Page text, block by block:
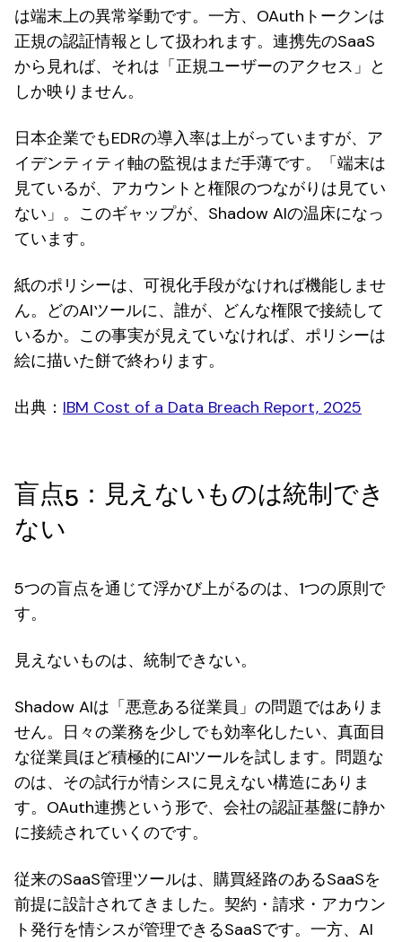
は端末上の異常挙動です。一方、OAuthトークンは
正規の認証情報として扱われます。連携先のSaaS
から見れば、それは「正規ユーザーのアクセス」と
しか映りません。
日本企業でもEDRの導入率は上がっていますが、ア
イデンティティ軸の監視はまだ手薄です。「端末は
見ているが、アカウントと権限のつながりは見てい
ない」。このギャップが、Shadow AIの温床になっ
ています。
紙のポリシーは、可視化手段がなければ機能しませ
ん。どのAIツールに、誰が、どんな権限で接続して
いるか。この事実が見えていなければ、ポリシーは
絵に描いた餅で終わります。
出典： IBM Cost of a Data Breach Report, 2025
盲点5：見えないものは統制でき
ない
5つの盲点を通じて浮かび上がるのは、1つの原則で
す。
見えないものは、統制できない。
Shadow AIは「悪意ある従業員」の問題ではありま
せん。日々の業務を少しでも効率化したい、真面目
な従業員ほど積極的にAIツールを試します。問題な
のは、その試行が情シスに見えない構造にありま
す。OAuth連携という形で、会社の認証基盤に静か
に接続されていくのです。
従来のSaaS管理ツールは、購買経路のあるSaaSを
前提に設計されてきました。契約・請求・アカウン
ト発行を情シスが管理できるSaaSです。一方、AI